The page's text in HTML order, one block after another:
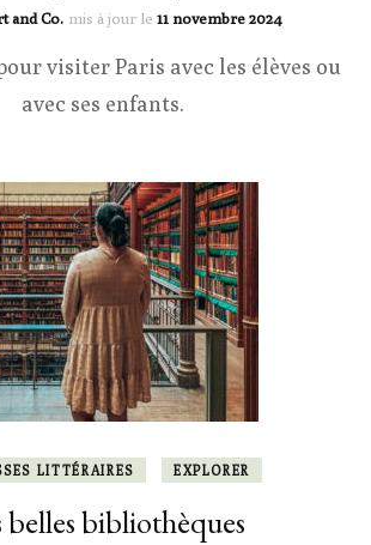
and Co. mis à jour le 11 novembre 2024
visiter Paris avec les élèves ou
avec ses enfants.
LITTÉRAIRES EXPLORER
belles bibliothèques